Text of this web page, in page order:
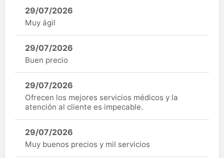
29/07/2026
Muy ágil
29/07/2026
Buen precio
29/07/2026
Ofrecen los mejores servicios médicos y la
atención al cliente es impecable.
29/07/2026
Muy buenos precios y mil servicios